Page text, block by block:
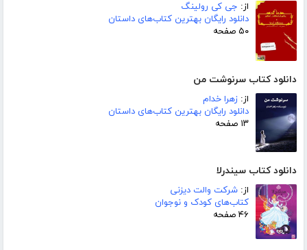
از: جی کی رولینگ
دانلود رایگان بهترین کتاب‌های داستان
۵۰ صفحه
دانلود کتاب سرنوشت من
از: زهرا خدام
دانلود رایگان بهترین کتاب‌های داستان
۱۳ صفحه
دانلود کتاب سیندرلا
از: شرکت والت دیزنی
کتاب‌های کودک و نوجوان
۴۶ صفحه